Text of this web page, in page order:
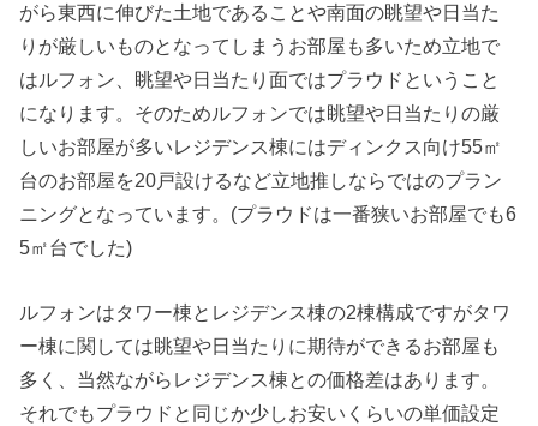
がら東西に伸びた土地であることや南面の眺望や日当た
りが厳しいものとなってしまうお部屋も多いため立地で
はルフォン、眺望や日当たり面ではプラウドということ
になります。そのためルフォンでは眺望や日当たりの厳
しいお部屋が多いレジデンス棟にはディンクス向け55㎡
台のお部屋を20戸設けるなど立地推しならではのプラン
ニングとなっています。(プラウドは一番狭いお部屋でも6
5㎡台でした)
ルフォンはタワー棟とレジデンス棟の2棟構成ですがタワ
ー棟に関しては眺望や日当たりに期待ができるお部屋も
多く、当然ながらレジデンス棟との価格差はあります。
それでもプラウドと同じか少しお安いくらいの単価設定